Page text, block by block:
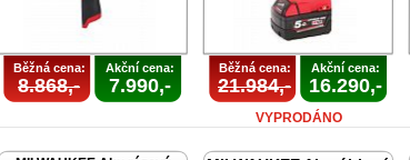
Běžná cena:
8.868,-
Akční cena:
7.990,-
Běžná cena:
21.984,-
Akční cena:
16.290,-
VYPRODÁNO